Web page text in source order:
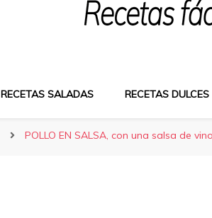
RECETAS SALADAS RECETAS DULCES
POLLO EN SALSA, con una salsa de